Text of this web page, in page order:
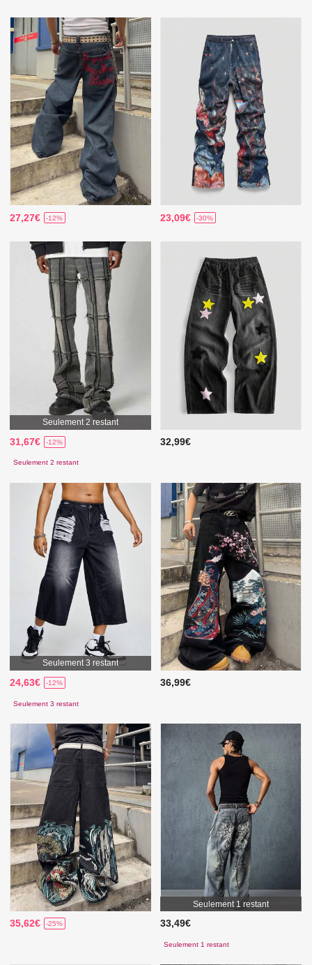
27,27€ -12% 23,09€ -30%
Seulement 2 restant
31,67€ -12%
Seulement 2 restant
32,99€
Seulement 3 restant
24,63€ -12%
Seulement 3 restant
36,99€
35,62€ -25%
Seulement 1 restant
33,49€
Seulement 1 restant